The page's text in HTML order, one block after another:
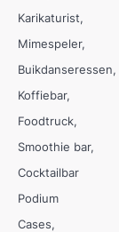
Karikaturist
Mimespeler
Buikdanseressen
Koffiebar
Foodtruck
Smoothie bar
Cocktailbar
Podium
Cases